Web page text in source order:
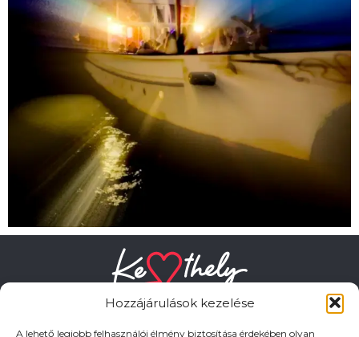
Hozzájárulások kezelése
A lehető legjobb felhasználói élmény biztosítása érdekében olyan